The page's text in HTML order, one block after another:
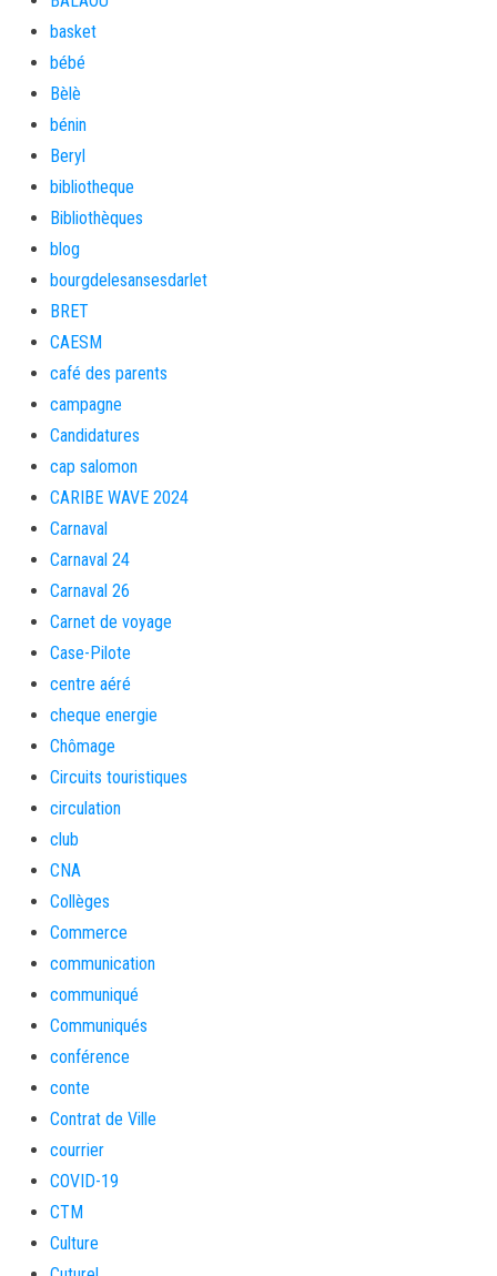
basket
bébé
Bèlè
bénin
Beryl
bibliotheque
Bibliothèques
blog
bourgdelesansesdarlet
BRET
CAESM
café des parents
campagne
Candidatures
cap salomon
CARIBE WAVE 2024
Carnaval
Carnaval 24
Carnaval 26
Carnet de voyage
Case-Pilote
centre aéré
cheque energie
Chômage
Circuits touristiques
circulation
club
CNA
Collèges
Commerce
communication
communiqué
Communiqués
conférence
conte
Contrat de Ville
courrier
COVID-19
CTM
Culture